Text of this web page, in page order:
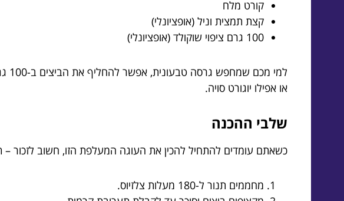
קורט מלח
קצת תמצית וניל (אופציונלי)
100 גרם ציפוי שוקולד (אופציונלי)
או אפילו יוגורט סויה.
שלבי ההכנה
כשאתם עומדים להתחיל להכין את העוגה המעלפת הזו, חשוב לזכור
מחממים תנור ל-180 מעלות צלזיוס.